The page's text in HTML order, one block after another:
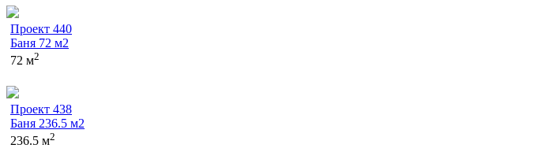
Проект 440
Баня 72 м2
72 м2
Проект 438
Баня 236.5 м2
236.5 м2